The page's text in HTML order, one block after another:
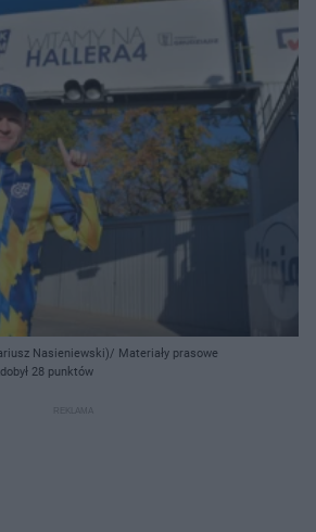
Nasieniewski)/ Materiały prasowe
28 punktów